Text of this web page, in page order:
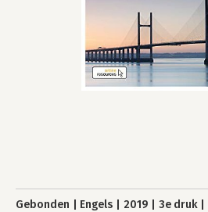
Gebonden Engels 2019 3e druk